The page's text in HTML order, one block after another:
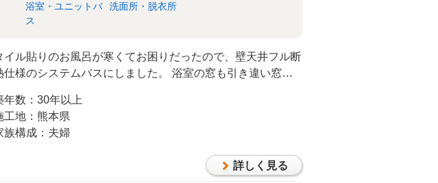
浴室・ユニットバ
ス
洗面所・脱衣所
イル貼りのお風呂が寒くてお困りだったので、壁天井フル断
仕様のシステムバスにしました。 浴室の窓も引き違い窓か
く、 入りやすいお風呂になりました。
年数：30年以上
工地：熊本県
族構成：夫婦
詳しく見る